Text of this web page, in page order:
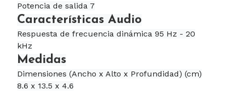
Potencia de salida 7
Características Audio
Respuesta de frecuencia dinámica 95 Hz - 20
kHz
Medidas
Dimensiones (Ancho x Alto x Profundidad) (cm)
8.6 x 13.5 x 4.6